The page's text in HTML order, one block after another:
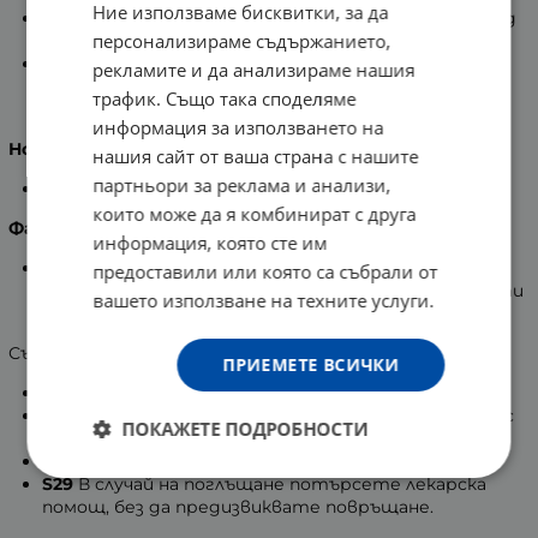
Уредът започва да работи нормално, веднага след
включване на указателната лампа.
Пълнителят се заменя, като се изключи
устройството от електрическата мрежа и се
заменя с нов.
Нормата на разход е:
Флакон/30 м2.
Фази на риск:
R 50/53 Силно токсичен за водни организми,
възможни са дълготрайни неблагоприятни ефекти
във водна среда.
Съвети за безопастност:
Пазете далеч от деца.
Измийте обилно с вода, ако е имало контакт с
кожата.
S29 В случай на поглъщане потърсете лекарска
помощ, без да предизвиквате повръщане.
Ние използваме бисквитки, за да
персонализираме съдържанието,
рекламите и да анализираме нашия
трафик. Също така споделяме
информация за използването на
нашия сайт от ваша страна с нашите
партньори за реклама и анализи,
които може да я комбинират с друга
информация, която сте им
предоставили или която са събрали от
вашето използване на техните услуги.
ПРИЕМЕТЕ ВСИЧКИ
ПОКАЖЕТЕ ПОДРОБНОСТИ